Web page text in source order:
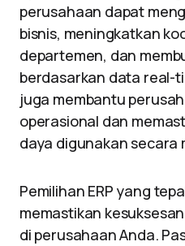
perusahaan dapat
bisnis, meningkatkan
departemen, dan
berdasarkan data real-
juga membantu
operasional dan
daya digunakan secara
Pemilihan ERP yang
memastikan
di perusahaan Anda.